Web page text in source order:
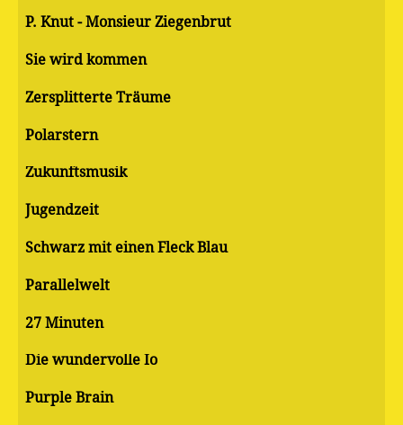
P. Knut - Monsieur Ziegenbrut
Sie wird kommen
Zersplitterte Träume
Polarstern
Zukunftsmusik
Jugendzeit
Schwarz mit einen Fleck Blau
Parallelwelt
27 Minuten
Die wundervolle Io
Purple Brain